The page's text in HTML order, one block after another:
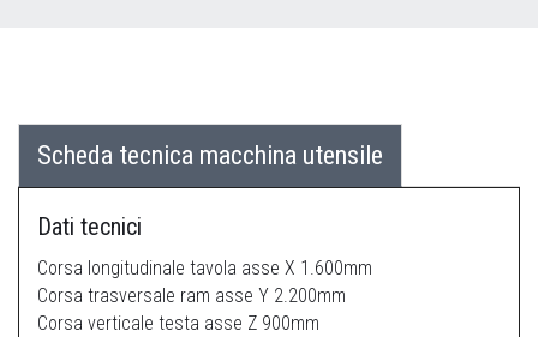
Scheda tecnica macchina utensile
Dati tecnici
Corsa longitudinale tavola asse X 1.600mm
Corsa trasversale ram asse Y 2.200mm
Corsa verticale testa asse Z 900mm